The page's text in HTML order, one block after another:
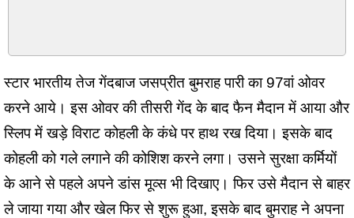
स्टार भारतीय तेज गेंदबाज जसप्रीत बुमराह पारी का 97वां ओवर
करने आये। इस ओवर की तीसरी गेंद के बाद फैन मैदान में आया और
स्लिप में खड़े विराट कोहली के कंधे पर हाथ रख दिया। इसके बाद
कोहली को गले लगाने की कोशिश करने लगा। उसने सुरक्षा कर्मियों
के आने से पहले अपने डांस मूव्स भी दिखाए। फिर उसे मैदान से बाहर
ले जाया गया और खेल फिर से शुरू हुआ, इसके बाद बुमराह ने अपना